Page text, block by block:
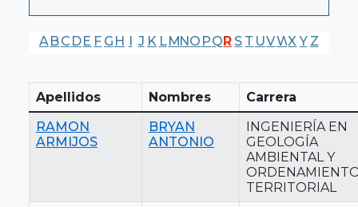
A BC DE F G H I J K LMNO PQR S T UVWX Y Z
Apellidos Nombres
Carrera
RAMON
ARMIJOS
BRYAN
ANTONIO
INGENIERÍA EN
GEOLOGÍA
AMBIENTAL Y
TERRITORIAL